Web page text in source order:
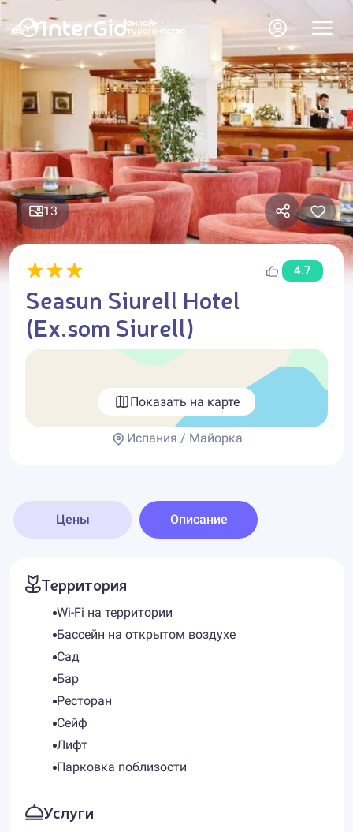
13
4.7
Seasun Siurell Hotel
(Ex.som Siurell)
Показать на карте
Испания / Майорка
Цены Описание
Территория
Wi-Fi на территории
Бассейн на открытом воздухе
Сад
Бар
Ресторан
Сейф
Лифт
Парковка поблизости
Услуги